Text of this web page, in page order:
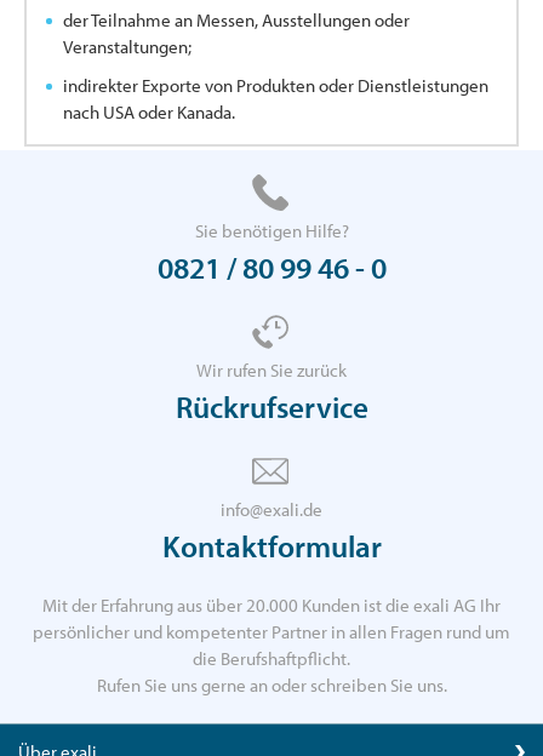
der Teilnahme an Messen, Ausstellungen oder
Veranstaltungen;
indirekter Exporte von Produkten oder Dienstleistungen
nach USA oder Kanada.
Sie benötigen Hilfe?
0821 / 80 99 46 - 0
Wir rufen Sie zurück
Rückrufservice
info@exali.de
Kontaktformular
Mit der Erfahrung aus über 20.000 Kunden ist die exali AG Ihr
persönlicher und kompetenter Partner in allen Fragen rund um
die Berufshaftpflicht.
Rufen Sie uns gerne an oder schreiben Sie uns.